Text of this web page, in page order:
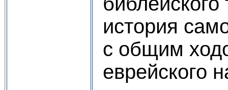
история
с общим
еврейского